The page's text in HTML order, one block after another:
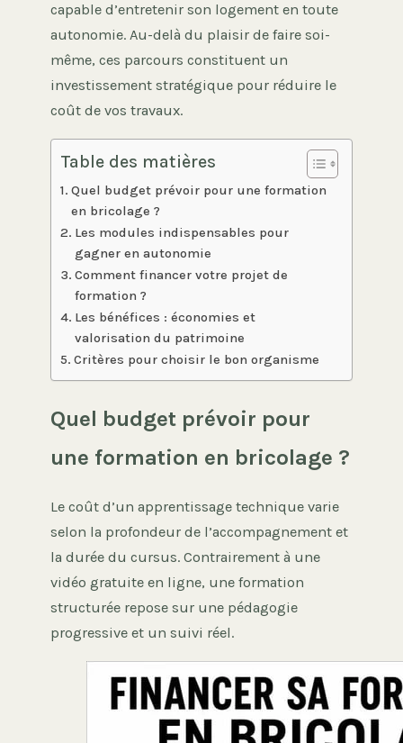
capable d’entretenir son logement en toute
autonomie. Au-delà du plaisir de faire soi-
même, ces parcours constituent un
investissement stratégique pour réduire le
coût de vos travaux.
Table des matières
Quel budget prévoir pour une formation
en bricolage ?
Les modules indispensables pour
gagner en autonomie
Comment financer votre projet de
formation ?
Les bénéfices : économies et
valorisation du patrimoine
Critères pour choisir le bon organisme
Quel budget prévoir pour
une formation en bricolage ?
Le coût d’un apprentissage technique varie
selon la profondeur de l’accompagnement et
la durée du cursus. Contrairement à une
vidéo gratuite en ligne, une formation
structurée repose sur une pédagogie
progressive et un suivi réel.